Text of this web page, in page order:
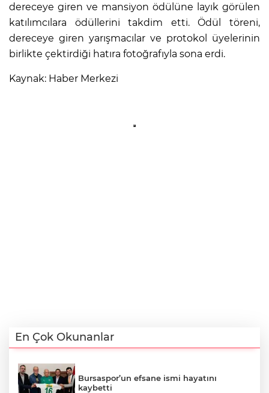
dereceye giren ve mansiyon ödülüne layık görülen
katılımcılara ödüllerini takdim etti. Ödül töreni,
dereceye giren yarışmacılar ve protokol üyelerinin
birlikte çektirdiği hatıra fotoğrafıyla sona erdi.
Kaynak: Haber Merkezi
En Çok Okunanlar
Bursaspor’un efsane ismi hayatını
kaybetti